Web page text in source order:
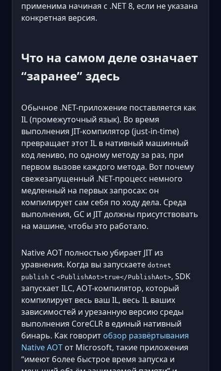
применима начиная с .NET 8, если не указана
конкретная версия.
Что на самом деле означает
“заранее” здесь
Обычное .NET-приложение поставляется как
IL (промежуточный язык). Во время
выполнения JIT-компилятор (just-in-time)
превращает этот IL в нативный машинный
код лениво, по одному методу за раз, при
первом вызове каждого метода. Вот почему
свежезапущенный .NET-процесс немного
медленный на первых запросах: он
компилирует сам себя по ходу дела. Среда
выполнения, GC и JIT должны присутствовать
на машине, чтобы это работало.
Native AOT полностью убирает JIT из
уравнения. Когда вы запускаете dotnet
publish с <PublishAot>true</PublishAot>, SDK
запускает ILC, AOT-компилятор, который
компилирует весь ваш IL, весь IL ваших
зависимостей и урезанную версию среды
выполнения CoreCLR в единый нативный
бинарь. Как говорит обзор развёртывания
Native AOT от Microsoft, такие приложения
“имеют более быстрое время запуска и